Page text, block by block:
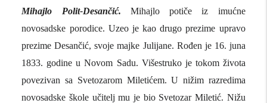
Mihajlo Polit-Desančić.
Mihajlo potiče iz imućne
novosadske porodice. Uzeo je kao drugo prezime upravo
prezime Desančić, svoje majke Julijane. Rođen je 16. juna
1833. godine u Novom Sadu. Višestruko je tokom života
povezivan sa Svetozarom Miletićem. U nižim razredima
novosadske škole učitelj mu je bio Svetozar Miletić. Nižu